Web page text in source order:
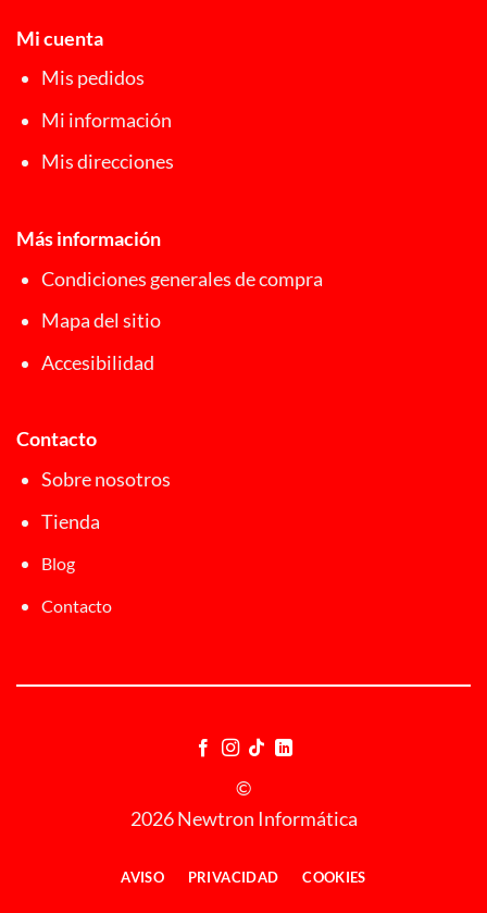
Mi cuenta
Mis pedidos
Mi información
Mis direcciones
Más información
Condiciones generales de compra
Mapa del sitio
Accesibilidad
Contacto
Sobre nosotros
Tienda
Blog
Contacto
©
2026 Newtron Informática
AVISO PRIVACIDAD COOKIES